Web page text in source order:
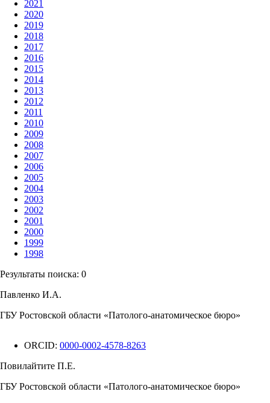
2021
2020
2019
2018
2017
2016
2015
2014
2013
2012
2011
2010
2009
2008
2007
2006
2005
2004
2003
2002
2001
2000
1999
1998
Результаты поиска: 0
Павленко И.А.
ГБУ Ростовской области «Патолого-анатомическое бюро»
ORCID: 0000-0002-4578-8263
Повилайтите П.Е.
ГБУ Ростовской области «Патолого-анатомическое бюро»